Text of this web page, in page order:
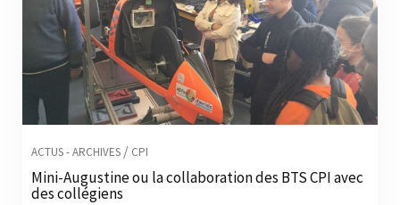
ACTUS - ARCHIVES / CPI
Mini-Augustine ou la collaboration des BTS CPI avec
des collégiens